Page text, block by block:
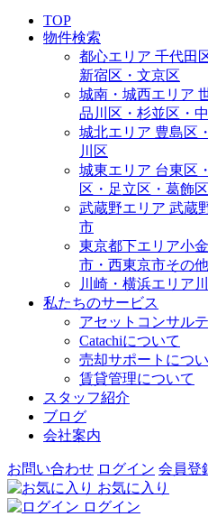
TOP
物件検索
都心エリア 千代田
新宿区・文京区
城南・城西エリア
品川区・杉並区・
城北エリア 豊島区
川区
城東エリア 台東区
区・足立区・葛飾区
武蔵野エリア 武蔵
市
東京都下エリア小
市・西東京市その他
川崎・横浜エリア
私たちのサービス
アセットコンサル
Catachiについて
売却サポートにつ
賃貸管理について
スタッフ紹介
ブログ
会社案内
お問い合わせ ログイン 会員登
お気に入り
ログイン